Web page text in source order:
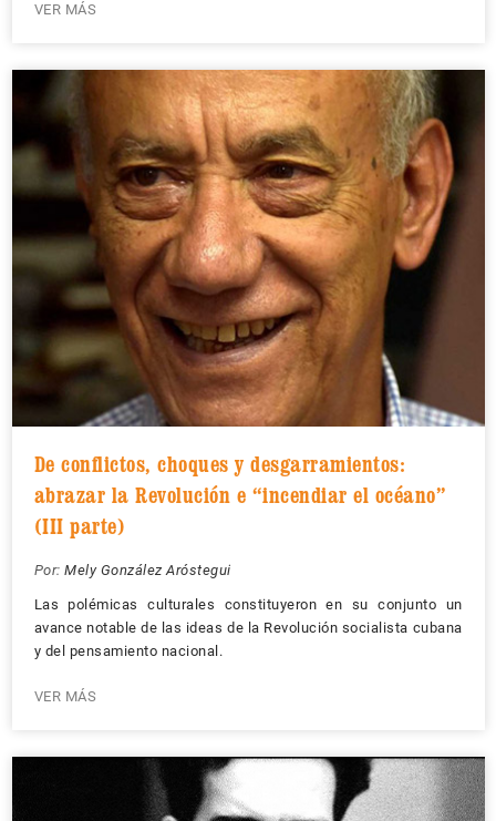
VER MÁS
De conflictos, choques y desgarramientos:
abrazar la Revolución e “incendiar el océano”
(III parte)
Por: Mely González Aróstegui
Las polémicas culturales constituyeron en su conjunto un
avance notable de las ideas de la Revolución socialista cubana
y del pensamiento nacional.
VER MÁS